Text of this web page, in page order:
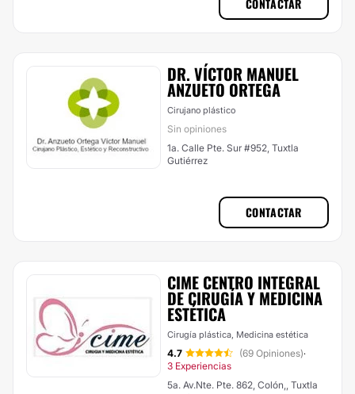
CONTACTAR
DR. VÍCTOR MANUEL
ANZUETO ORTEGA
Cirujano plástico
Sin opiniones
1a. Calle Pte. Sur #952, Tuxtla
Gutiérrez
CONTACTAR
CIME CENTRO INTEGRAL
DE CIRUGÍA Y MEDICINA
ESTÉTICA
Cirugía plástica, Medicina estética
4.7 (69 Opiniones)·
3 Experiencias
5a. Av.Nte. Pte. 862, Colón,, Tuxtla